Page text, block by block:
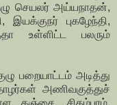
செயலர் அய்யநாதன்,
இயக்குநர் புகழேந்தி,
உள்ளிட்ட பலரும்
பறையாட்டம் அடித்து
அணிவகுத்துச்
தஞ்சை, சிதம்பரம்,